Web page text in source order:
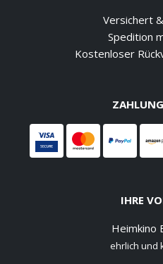
Versichert
Spedition
Kostenloser
IHRE
Heimkino
ehrlich und